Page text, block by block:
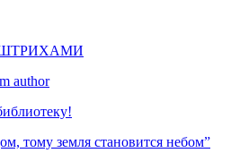
author
тому земля становится небом”